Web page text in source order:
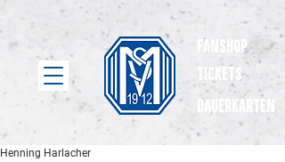
Fanshop
Tickets
dauerkarten
Henning Harlacher